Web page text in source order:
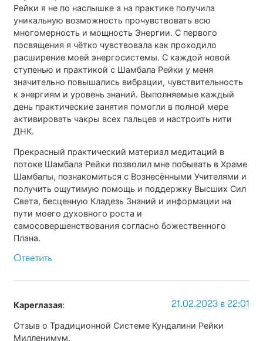
Рейки я не по наслышке а на практике получила
уникальную возможность прочувствовать всю
многомерность и мощность Энергии. С первого
посвящения я чётко чувствовала как проходило
расширение моей энергосистемы. С каждой новой
ступенью и практикой с Шамбала Рейки у меня
значительно повышались вибрации, чувствительность
к энергиям и уровень знаний. Выполняемые каждый
день практические занятия помогли в полной мере
активировать чакры всех пальцев и настроить нити
ДНК.
Прекрасный практический материал медитаций в
потоке Шамбала Рейки позволил мне побывать в Храме
Шамбалы, познакомиться с Вознесёнными Учителями и
получить ощутимую помощь и поддержку Высших Сил
Света, бесценную Кладезь Знаний и информации на
пути моего духовного роста и
самосовершенствования согласно божественного
Плана.
Ответить
Кареглазая: 21.02.2023 в 22:01
Отзыв о Традиционной Системе Кундалини Рейки
Милленимум.